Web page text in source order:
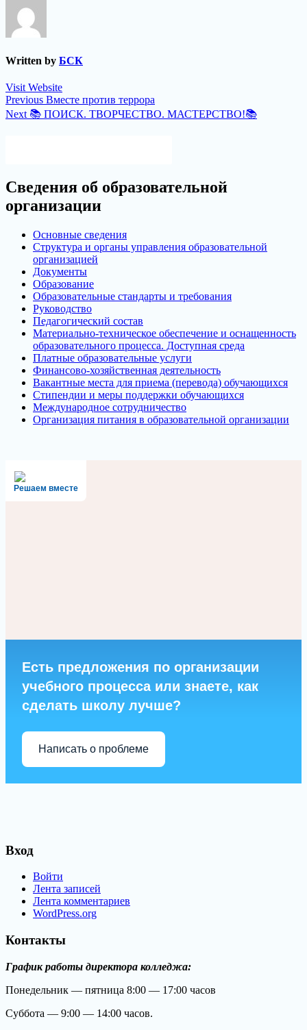
Written by БСК
Visit Website
Навигация
по
Previous Previous
post:
Вместе против террора
Next Next
📚 ПОИСК. ТВОРЧЕСТВО. МАСТЕРСТВО!📚
Сведения об образовательной
организации
Основные сведения
Структура и органы управления образовательной
организацией
Документы
Образование
Образовательные стандарты и требования
Руководство
Педагогический состав
Материально-техническое обеспечение и оснащенность
образовательного процесса. Доступная среда
Платные образовательные услуги
Финансово-хозяйственная деятельность
Вакантные места для приема (перевода) обучающихся
Стипендии и меры поддержки обучающихся
Международное сотрудничество
Организация питания в образовательной организации
Решаем вместе
Есть предложения по организации
учебного процесса или знаете, как
сделать школу лучше?
Написать о проблеме
Вход
Войти
Лента записей
Лента комментариев
WordPress.org
Контакты
График работы директора колледжа:
Понедельник — пятница 8:00 — 17:00 часов
Суббота — 9:00 — 14:00 часов.